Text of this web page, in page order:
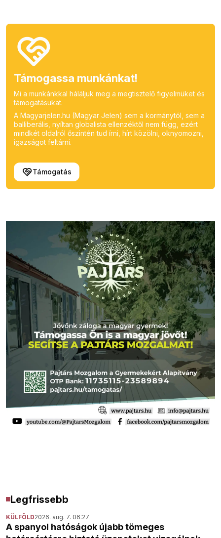
Támogassa munkánkat!
Mi a munkánkkal háláljuk meg a megtisztelő figyelmüket és
támogatásukat.
A Magyarjelen.hu (Magyar Jelen) sem a kormánytól, sem a
balliberális, nyíltan globalista ellenzéktől nem függ, ezért
mindkét oldalról őszintén tud írni, hírt közölni, oknyomozni,
igazságot feltárni.
Támogatás
Legfrissebb
KÜLFÖLD2026. aug. 7. 06:27
A spanyol hatóságok újabb tömeges